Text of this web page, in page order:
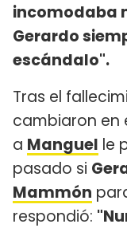
incomodaba
Gerardo
escándalo".
Tras el
cambiaron en
a Manguel le
pasado si
Mammón
respondió: